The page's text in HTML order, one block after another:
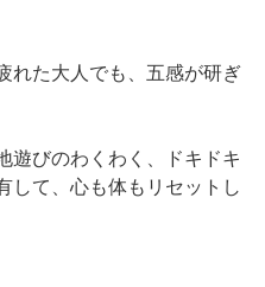
れた大人でも、五感が研ぎ
遊びのわくわく、ドキドキ
して、心も体もリセットし